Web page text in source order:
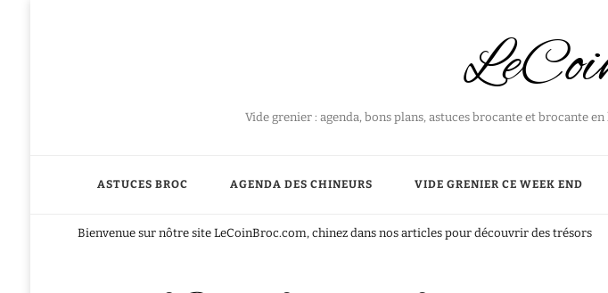
Vide grenier : agenda, bons plans, astuces brocante et brocante
ASTUCES BROC AGENDA DES CHINEURS VIDE GRENIER CE WEEK END
Bienvenue sur nôtre site LeCoinBroc.com, chinez dans nos articles pour découvrir des trésors